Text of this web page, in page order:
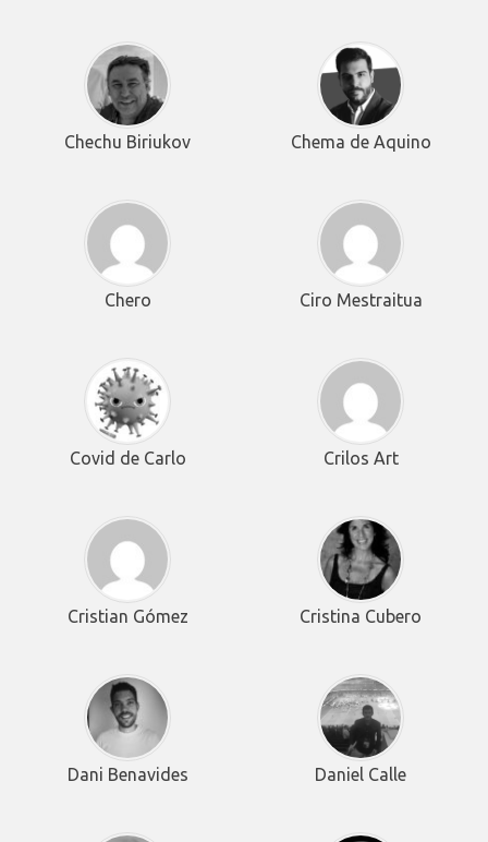
Chechu Biriukov Chema de Aquino
Chero Ciro Mestraitua
Covid de Carlo Crilos Art
Cristian Gómez Cristina Cubero
Dani Benavides Daniel Calle